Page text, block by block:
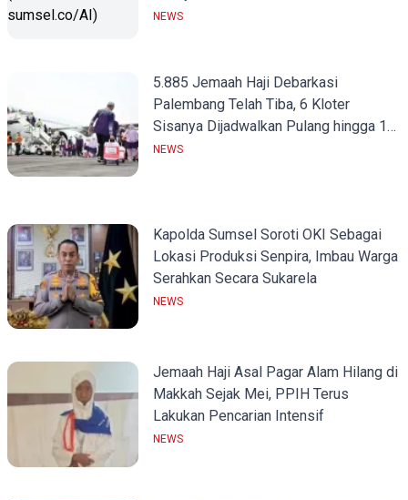
NEWS
5.885 Jemaah Haji Debarkasi
Palembang Telah Tiba, 6 Kloter
Sisanya Dijadwalkan Pulang hingga 10
Juli
NEWS
Kapolda Sumsel Soroti OKI Sebagai
Lokasi Produksi Senpira, Imbau Warga
Serahkan Secara Sukarela
NEWS
Jemaah Haji Asal Pagar Alam Hilang di
Makkah Sejak Mei, PPIH Terus
Lakukan Pencarian Intensif
NEWS